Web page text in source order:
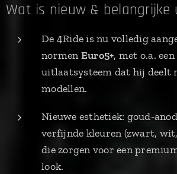
Wat is nieuw & belangrijke
De 4Ride is nu volledig
normenEuro5+, met o.a.
uitlaatsysteem dat hij deelt
modellen.
Nieuwe esthetiek: goud-
verfijnde kleuren (zwart,
die zorgen voor een
look.